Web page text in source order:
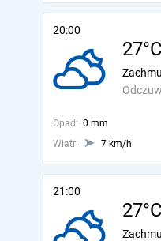
20:00
27°C
Opad: 0 mm
Wiatr:
7 km/h
21:00
27°C